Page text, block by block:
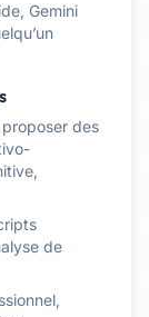
Gemini
des
de